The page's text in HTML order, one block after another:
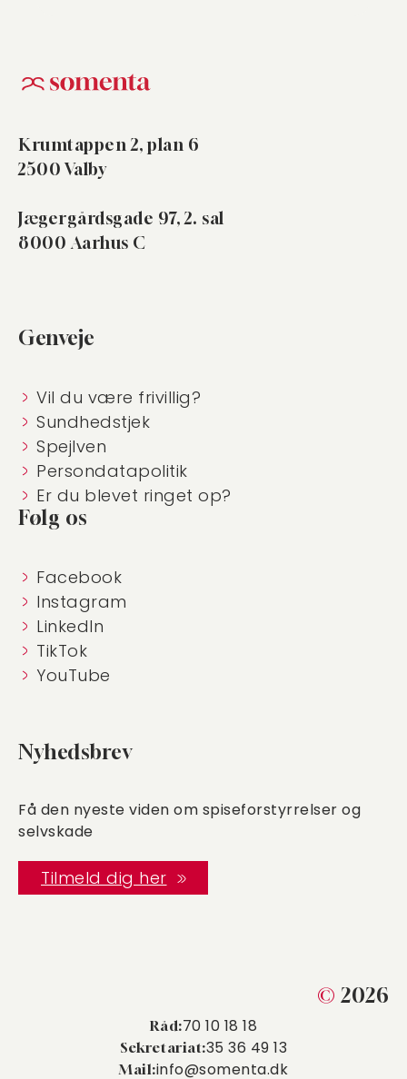
Krumtappen 2, plan 6
2500 Valby
Jægergårdsgade 97, 2. sal
8000 Aarhus C
Genveje
Vil du være frivillig?
Sundhedstjek
Spejlven
Persondatapolitik
Er du blevet ringet op?
Følg os
Facebook
Instagram
LinkedIn
TikTok
YouTube
Nyhedsbrev
Få den nyeste viden om spiseforstyrrelser og
selvskade
Tilmeld dig her
© 2026
Råd:70 10 18 18
Sekretariat:35 36 49 13
Mail:info@somenta.dk